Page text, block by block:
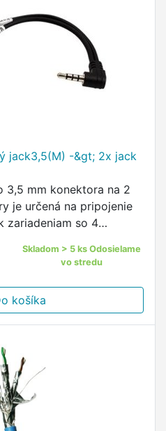
jack3,5(M) -&gt; 2x jack
3,5 mm konektora na 2
je určená na pripojenie
zariadeniam so 4
Skladom > 5 ks Odosielame
vo stredu
košíka